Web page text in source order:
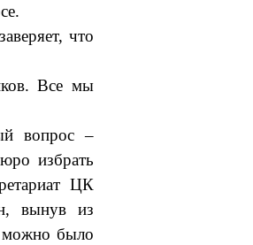
что
Все мы
вопрос –
избрать
ЦК
вынув из
можно было